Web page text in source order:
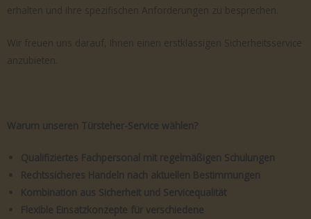
erhalten und Ihre spezifischen Anforderungen zu besprechen.
Wir freuen uns darauf, Ihnen einen erstklassigen Sicherheitsservice
anzubieten.
Warum unseren Türsteher-Service wählen?
Qualifiziertes Fachpersonal mit regelmäßigen Schulungen
Rechtssicheres Handeln nach aktuellen Bestimmungen
Kombination aus Sicherheit und Servicequalität
Flexible Einsatzkonzepte für verschiedene